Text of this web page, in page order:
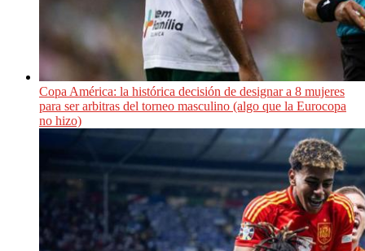
Copa América: la histórica decisión de designar a 8 mujeres
para ser arbitras del torneo masculino (algo que la Eurocopa
no hizo)